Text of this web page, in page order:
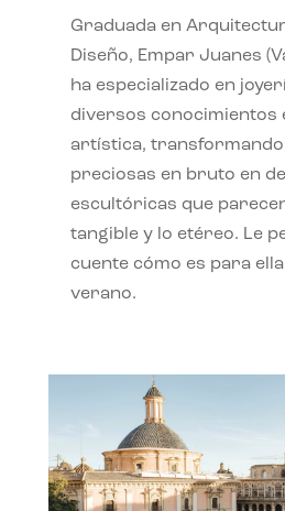
Graduada en
Diseño, Empar Juanes
ha especializado en
diversos conocimientos
artística,
preciosas en bruto en
escultóricas que
tangible y lo etéreo. Le
cuente cómo es para
verano.